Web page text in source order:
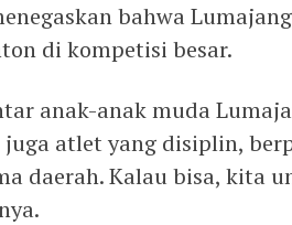
bahwa
di kompetisi besar.
anak-anak muda
atlet yang disiplin,
daerah. Kalau bisa, kita